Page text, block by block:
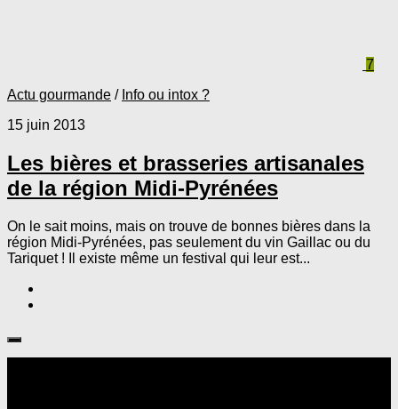
7
Actu gourmande / Info ou intox ?
15 juin 2013
Les bières et brasseries artisanales
de la région Midi-Pyrénées
On le sait moins, mais on trouve de bonnes bières dans la
région Midi-Pyrénées, pas seulement du vin Gaillac ou du
Tariquet ! Il existe même un festival qui leur est...